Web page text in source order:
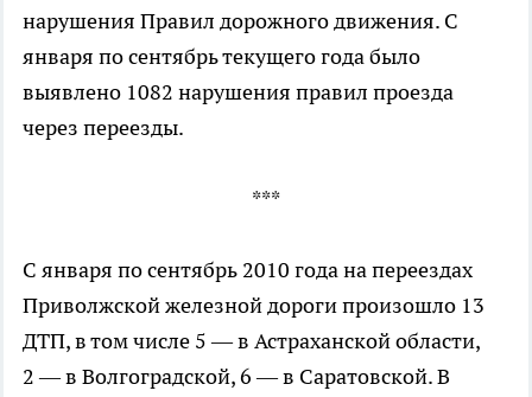
нарушения Правил дорожного движения. С
января по сентябрь текущего года было
выявлено 1082 нарушения правил проезда
через переезды.
***
С января по сентябрь 2010 года на переездах
Приволжской железной дороги произошло 13
ДТП, в том числе 5 — в Астраханской области,
2 — в Волгоградской, 6 — в Саратовской. В